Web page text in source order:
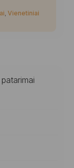
Vienetiniai